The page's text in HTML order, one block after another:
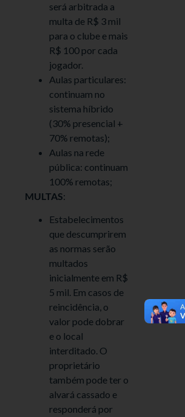
será arbitrada a
multa de R$ 3 mil
para o clube e mais
R$ 100 por cada
jogador.
Aulas particulares:
continuam no
sistema híbrido
(30% presencial +
70% remotas);
Aulas na rede
pública: continuam
100% remotas;
MULTAS:
Estabelecimentos
que descumprirem
as normas serão
multados
inicialmente em R$
5 mil. Em casos de
reincidência, o
valor pode dobrar
e o local
interditado. O
proprietário
também pode ter o
alvará cassado e
responderá por